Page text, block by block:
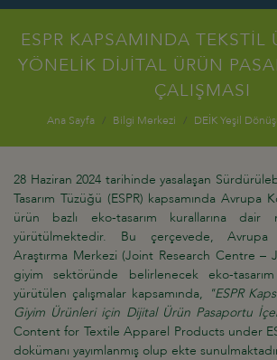
ESPR KAPSAMINDA TEKSTİL
YÖNELİK DİJİTAL ÜRÜN
ÇALIŞMASI
Ana Sayfa Bilgi Merkezi DEİK Yeşil
28 Haziran 2024 tarihinde yasalaşan
Tasarım Tüzüğü (ESPR) kapsamında Avrupa
ürün bazlı eko-tasarım kurallarına dair
yürütülmektedir. Bu çerçevede,
Araştırma Merkezi (Joint Research Centre –
giyim sektöründe belirlenecek eko-
yürütülen çalışmalar kapsamında, "ESPR
Giyim Ürünleri için Dijital Ürün Pasaportu
Content for Textile Apparel Products under
dokümanı yayımlanmış olup ekte